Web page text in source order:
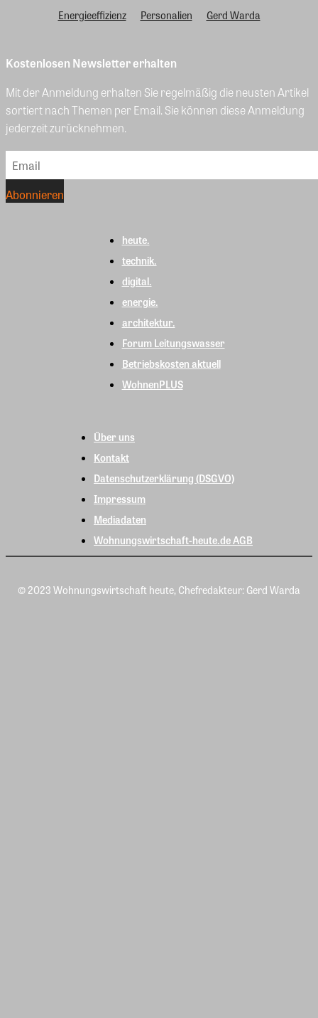
Energieeffizienz
Personalien Gerd Warda
Kostenlosen Newsletter erhalten
Mit der Anmeldung erhalten Sie regelmäßig die neusten Artikel
sortiert nach Themen per Email. Sie können diese Anmeldung
jederzeit zurücknehmen.
heute.
technik.
digital.
energie.
architektur.
Forum Leitungswasser
Betriebskosten aktuell
WohnenPLUS
Über uns
Kontakt
Datenschutzerklärung (DSGVO)
Impressum
Mediadaten
Wohnungswirtschaft-heute.de AGB
© 2023 Wohnungswirtschaft heute, Chefredakteur: Gerd Warda